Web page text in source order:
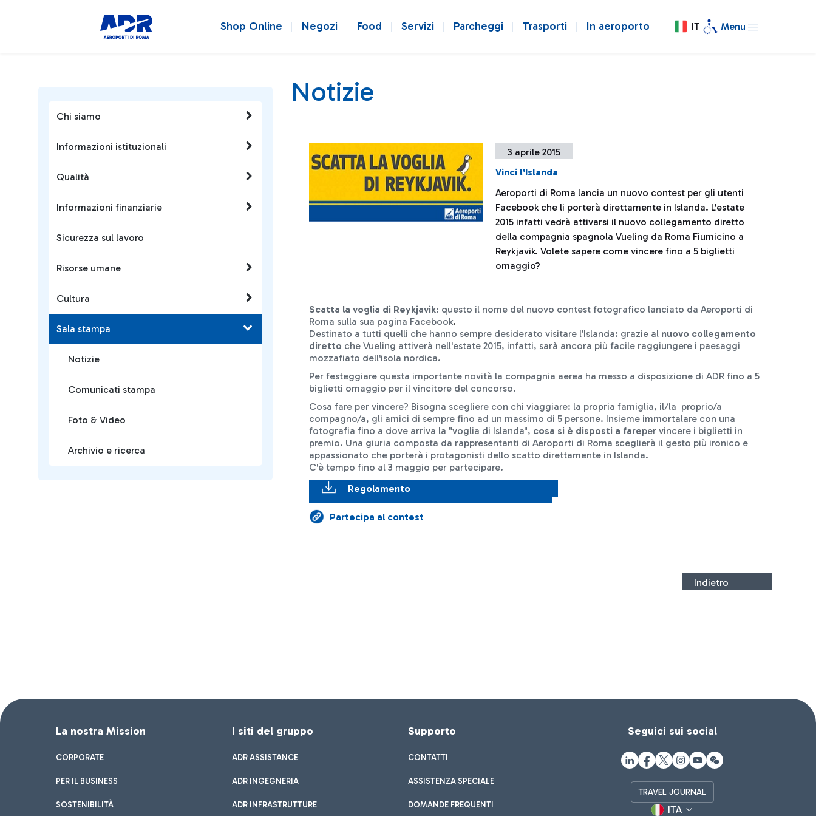
Shop Online Negozi Food Servizi Parcheggi Trasporti In aeroporto IT Menu
Chi siamo
Informazioni istituzionali
Qualità
Informazioni finanziarie
Sicurezza sul lavoro
Risorse umane
Cultura
Sala stampa
Notizie
Comunicati stampa
Foto & Video
Archivio e ricerca
Notizie
3 aprile 2015
Vinci l'Islanda
Aeroporti di Roma lancia un nuovo contest per gli utenti
Facebook che li porterà direttamente in Islanda. L'estate
2015 infatti vedrà attivarsi il nuovo collegamento diretto
della compagnia spagnola Vueling da Roma Fiumicino a
Reykjavik. Volete sapere come vincere fino a 5 biglietti
omaggio?
Scatta la voglia di Reykjavik: questo il nome del nuovo contest fotografico lanciato da Aeroporti di
Roma sulla sua pagina Facebook.
Destinato a tutti quelli che hanno sempre desiderato visitare l'Islanda: grazie al nuovo collegamento
diretto che Vueling attiverà nell'estate 2015, infatti, sarà ancora più facile raggiungere i paesaggi
mozzafiato dell'isola nordica.
Per festeggiare questa importante novità la compagnia aerea ha messo a disposizione di ADR fino a 5
biglietti omaggio per il vincitore del concorso.
Cosa fare per vincere? Bisogna scegliere con chi viaggiare: la propria famiglia, il/la proprio/a
compagno/a, gli amici di sempre fino ad un massimo di 5 persone. Insieme immortalare con una
fotografia fino a dove arriva la "voglia di Islanda", cosa si è disposti a fareper vincere i biglietti in
premio. Una giuria composta da rappresentanti di Aeroporti di Roma sceglierà il gesto più ironico e
appassionato che porterà i protagonisti dello scatto direttamente in Islanda.
C'è tempo fino al 3 maggio per partecipare.
Regolamento
Partecipa al contest
Indietro
La nostra Mission
CORPORATE
PER IL BUSINESS
SOSTENIBILITÀ
I siti del gruppo
ADR ASSISTANCE
ADR INGEGNERIA
ADR INFRASTRUTTURE
Supporto
CONTATTI
ASSISTENZA SPECIALE
DOMANDE FREQUENTI
Seguici sui social
TRAVEL JOURNAL
ITA